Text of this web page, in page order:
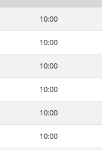
10:00
10:00
10:00
10:00
10:00
10:00